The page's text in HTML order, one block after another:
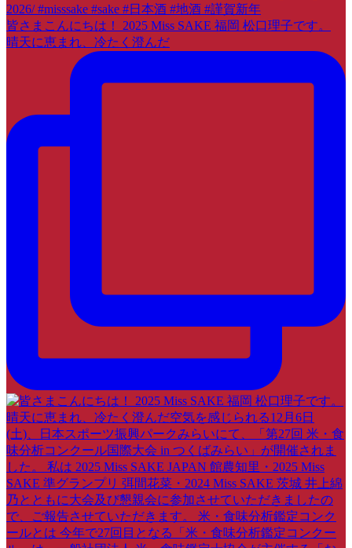
皆さまこんにちは！ 2025 Miss SAKE 福岡 松口理子です。
晴天に恵まれ、冷たく澄んだ